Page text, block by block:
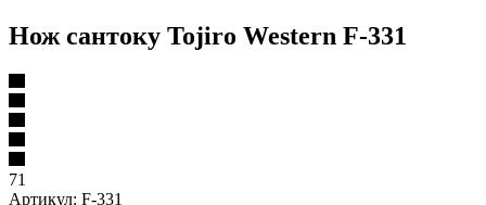
Нож сантоку Tojiro Western F-331
71
Артикул: F-331